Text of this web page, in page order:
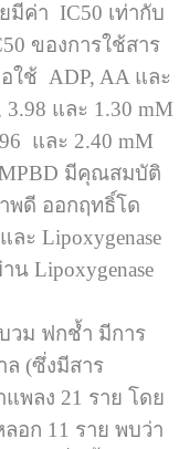
มีค่า IC50 เท่ากับ
ของการใช้สาร
ใช้ ADP, AA และ
และ 1.30 mM
และ 2.40 mM
มีคุณสมบัติ
พดี ออกฤทธิ์โด
ละ Lipoxygenase
Lipoxygenase
ม ฟกช้ำ มีการ
(ซึ่งมีสาร
พลง 21 ราย โดย
อก 11 ราย พบว่า